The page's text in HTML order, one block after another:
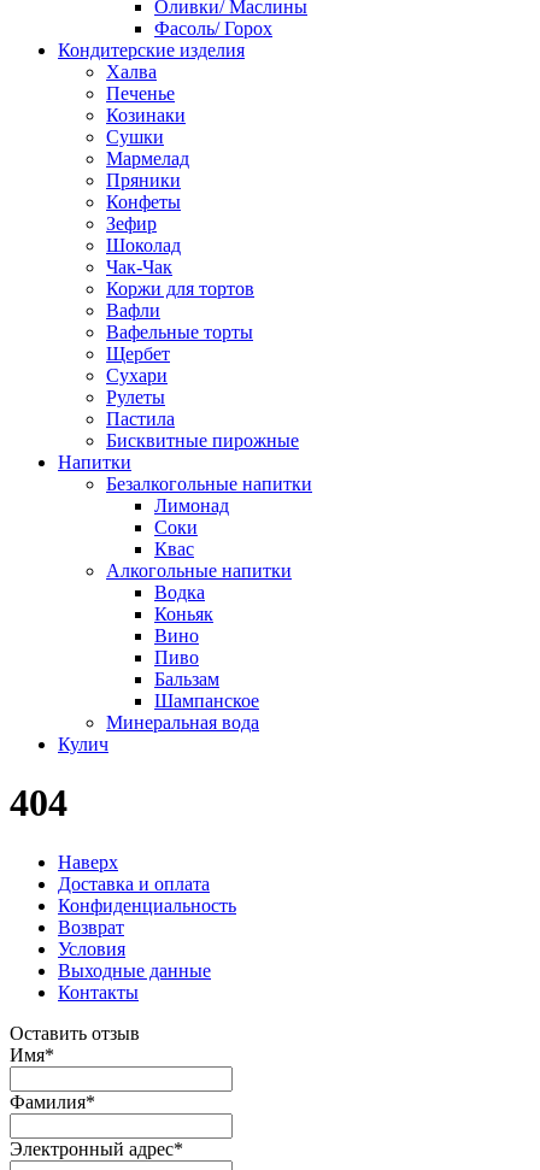
Оливки/ Маслины
Фасоль/ Горох
Кондитерские изделия
Халва
Печенье
Козинаки
Сушки
Мармелад
Пряники
Конфеты
Зефир
Шоколад
Чак-Чак
Коржи для тортов
Вафли
Вафельные торты
Щербет
Сухари
Рулеты
Пастила
Бисквитные пирожные
Напитки
Безалкогольные напитки
Лимонад
Соки
Квас
Алкогольные напитки
Водка
Коньяк
Вино
Пиво
Бальзам
Шампанское
Минеральная вода
Кулич
404
Наверх
Доставка и оплата
Конфиденциальность
Возврат
Условия
Выходные данные
Контакты
Оставить отзыв
Имя*
Фамилия*
Электронный адрес*